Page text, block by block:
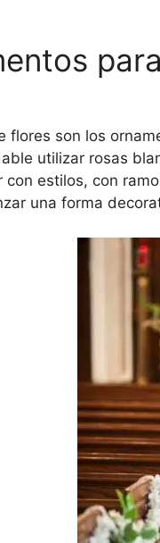
flores son los
utilizar rosas
con estilos, con
una forma